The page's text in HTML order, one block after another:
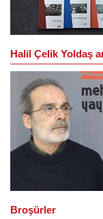
Halil Çelik Yoldaş
Broşürler